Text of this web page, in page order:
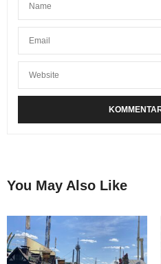
You May Also Like